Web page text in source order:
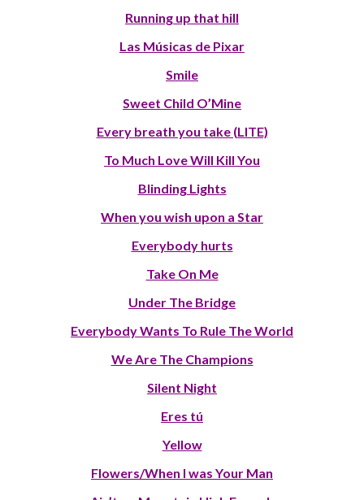
Running up that hill
Las Músicas de Pixar
Smile
Sweet Child O’Mine
Every breath you take (LITE)
To Much Love Will Kill You
Blinding Lights
When you wish upon a Star
Everybody hurts
Take On Me
Under The Bridge
Everybody Wants To Rule The World
We Are The Champions
Silent Night
Eres tú
Yellow
Flowers/When I was Your Man